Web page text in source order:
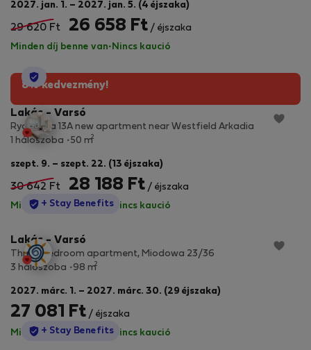
2027. jan. 1. – 2027. jan. 5. (4 éjszaka)
29 620 Ft 26 658 Ft / éjszaka
Minden díj benne van· Nincs kaució
8% kedvezmény!
StayProtection
Lakás - Varsó
Rydygiera 13A new apartment near Westfield Arkadia
1 hálószoba
50 m2
szept. 9. – szept. 22. (13 éjszaka)
30 642 Ft 28 188 Ft / éjszaka
Minden díj benne van·Nincs kaució
StayProtection
+ Stay Benefits
Lakás - Varsó
Three-bedroom apartment, Miodowa 23/36
3 hálószoba
98 m2
2027. márc. 1. – 2027. márc. 30. (29 éjszaka)
27 081 Ft / éjszaka
Minden díj benne van·Nincs kaució
StayProtection
+ Stay Benefits